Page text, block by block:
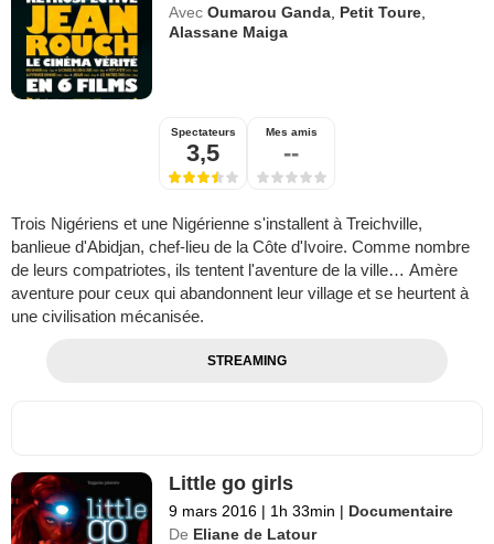
Avec Oumarou Ganda Petit Toure
Alassane Maiga
Spectateurs
3,5
Mes amis
--
Trois Nigériens et une Nigérienne s'installent à Treichville,
banlieue d'Abidjan, chef-lieu de la Côte d'Ivoire. Comme nombre
de leurs compatriotes, ils tentent l'aventure de la ville… Amère
aventure pour ceux qui abandonnent leur village et se heurtent à
une civilisation mécanisée.
STREAMING
Little go girls
9 mars 2016 | 1h 33min | Documentaire
De Eliane de Latour